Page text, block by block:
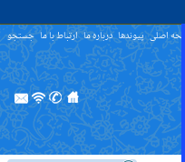
صفحه اصلی پیوندها درباره ما ارتباط با ما جستجو